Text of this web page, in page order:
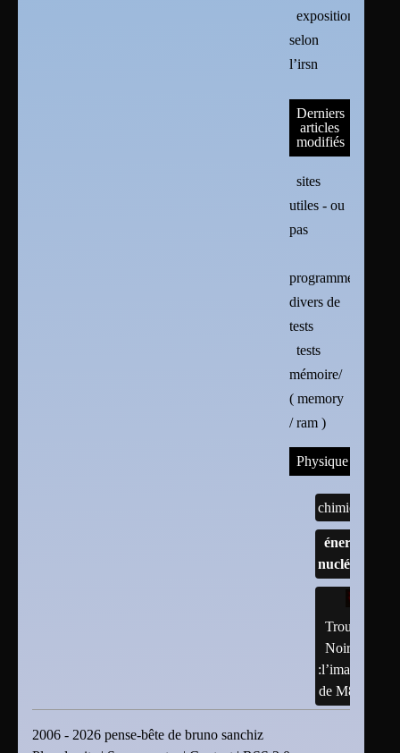
exposition
selon
l’irsn
Derniers
articles
modifiés
sites
utiles - ou
pas
programmes
divers de
tests
tests
mémoire/
( memory
/ ram )
Physique
chimie
énergie
nucléaire
Trous
Noirs
:l’image
de M87
2006 - 2026 pense-bête de bruno sanchiz